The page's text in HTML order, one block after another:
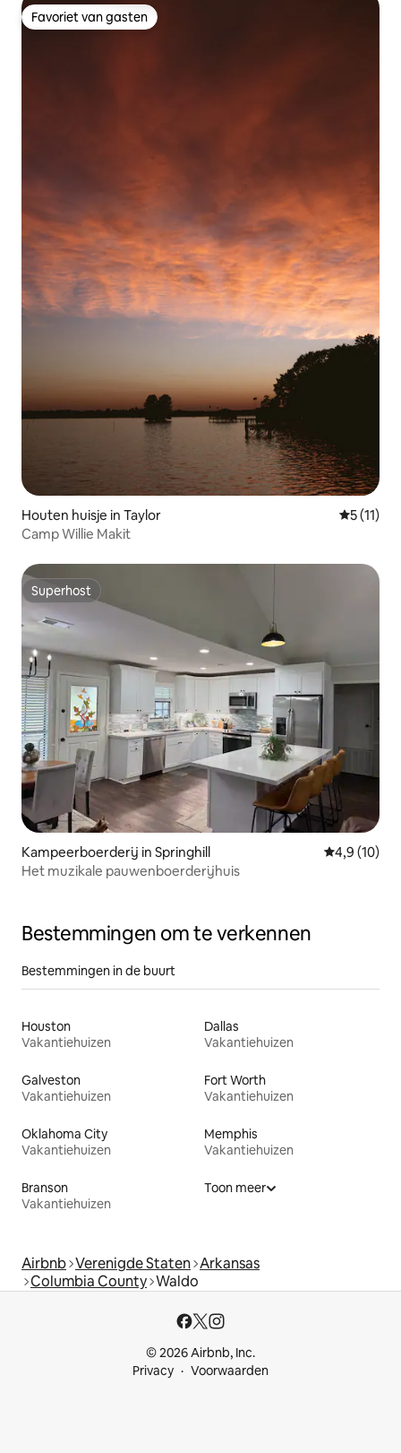
Favoriet van gasten
Favoriet van gasten
Houten huisje in Taylor
5 (11)
Camp Willie Makit
Superhost
Superhost
Kampeerboerderij in Springhill
4,9 (10)
Het muzikale pauwenboerderijhuis
Bestemmingen om te verkennen
Bestemmingen in de buurt
Houston
Vakantiehuizen
Dallas
Vakantiehuizen
Galveston
Vakantiehuizen
Fort Worth
Vakantiehuizen
Oklahoma City
Vakantiehuizen
Memphis
Vakantiehuizen
Branson
Vakantiehuizen
Toon meer
Airbnb Verenigde Staten Arkansas
Columbia County Waldo
© 2026 Airbnb, Inc.
Privacy
Voorwaarden